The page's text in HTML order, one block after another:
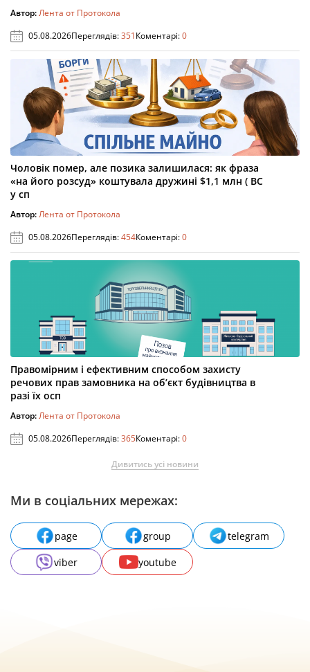
Автор:Лента от Протокола
05.08.2026Переглядів:351Коментарі:0
Чоловік помер, але позика залишилася: як фраза
«на його розсуд» коштувала дружині $1,1 млн ( ВС
у сп
Автор:Лента от Протокола
05.08.2026Переглядів:454Коментарі:0
Правомірним і ефективним способом захисту
речових прав замовника на об’єкт будівництва в
разі їх осп
Автор:Лента от Протокола
05.08.2026Переглядів:365Коментарі:0
Дивитись усі новини
Ми в соціальних мережах:
page group
telegram
viber
youtube